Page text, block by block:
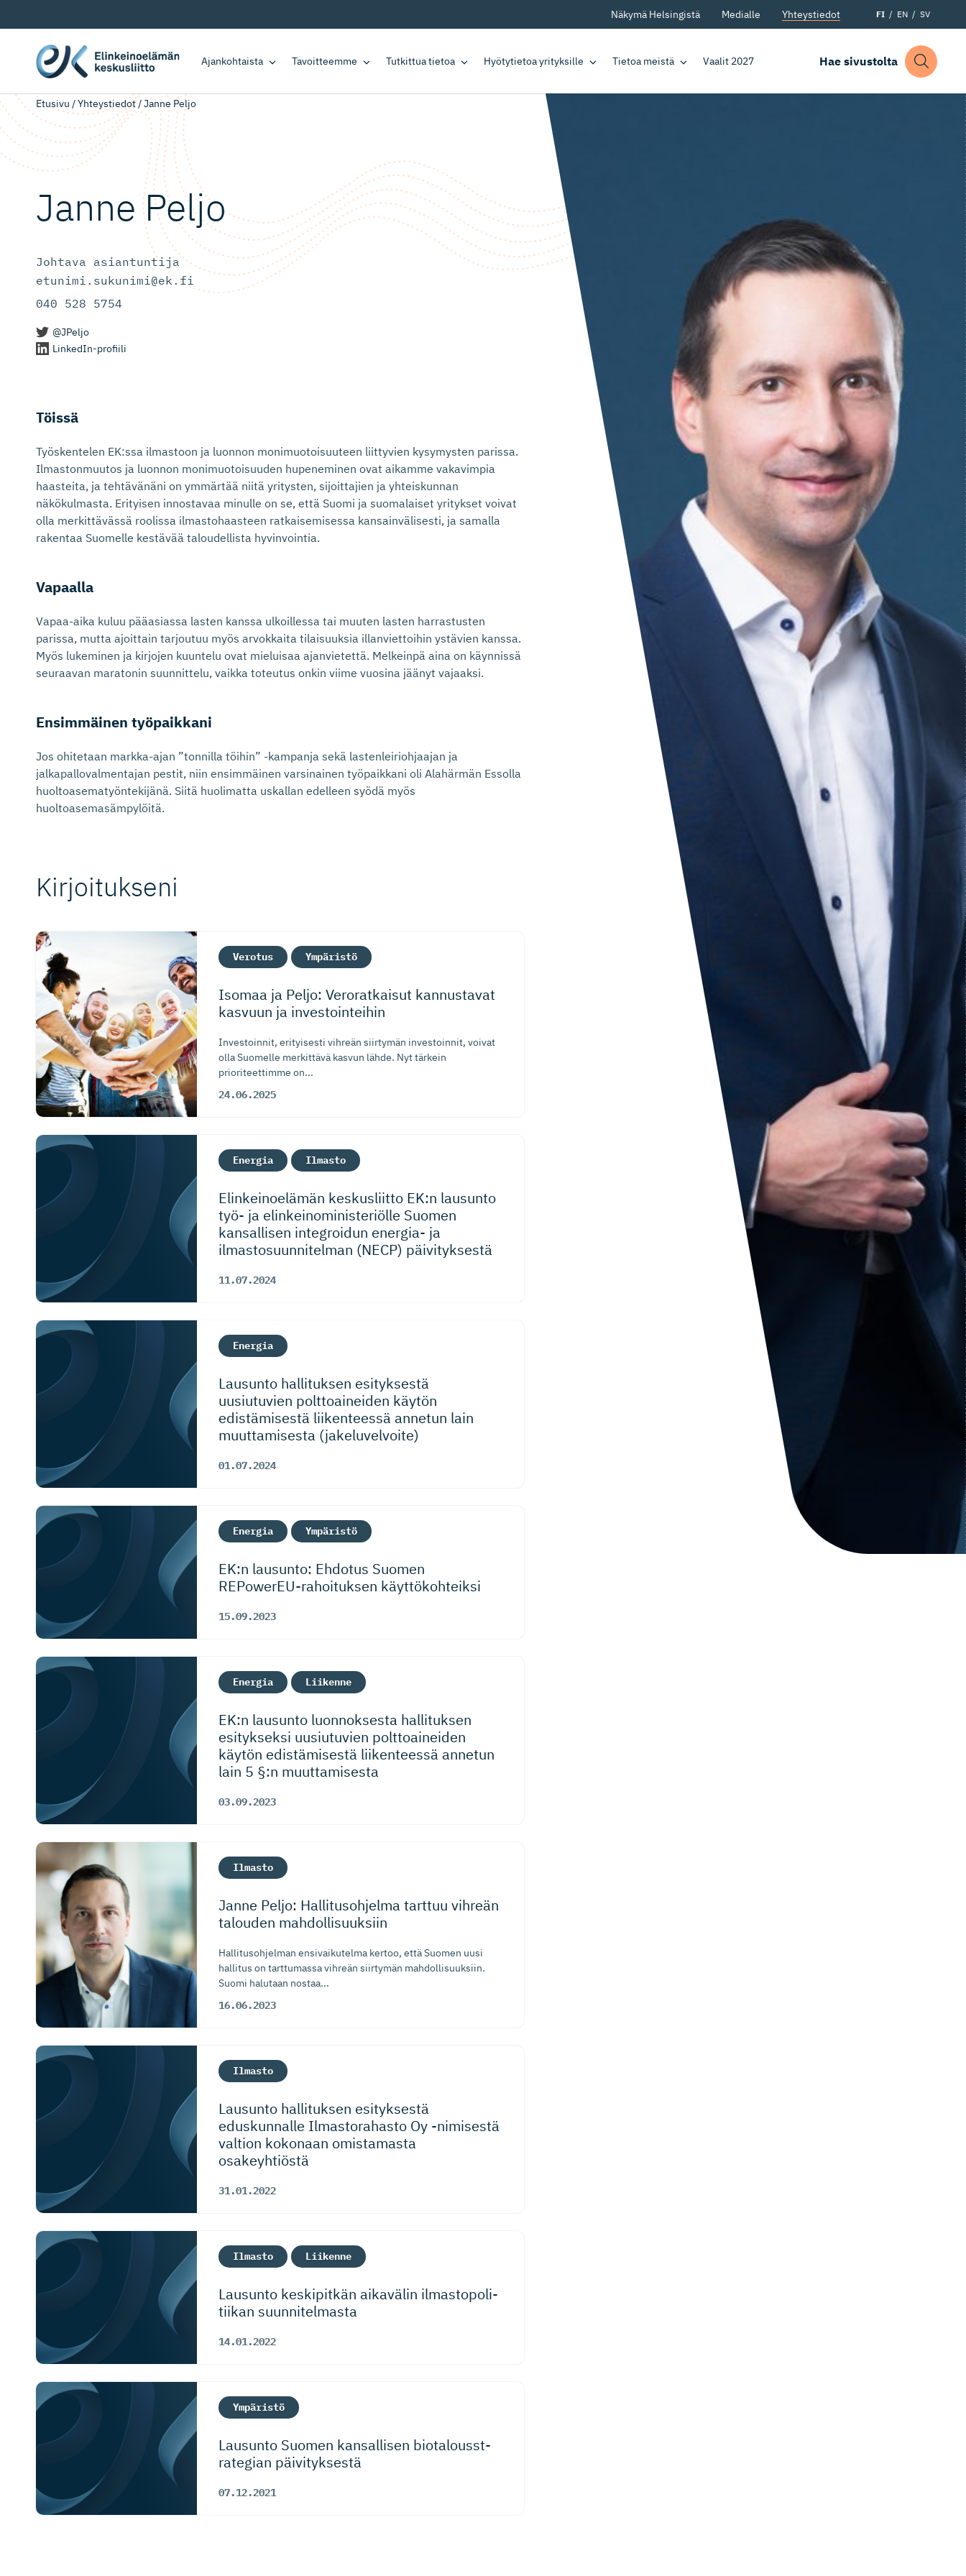
Näkymä Helsingistä Medialle Yhteystiedot FI EN SV
Ajankohtaista Tavoitteemme Tutkittua tietoa Hyötytietoa yrityksille Tietoa meistä Vaalit 2027 Hae sivustolta
Etusivu /Yhteystiedot/Janne Peljo
Janne Peljo
Johtava asiantuntija
etunimi.sukunimi@ek.fi
040 528 5754
@JPeljo
LinkedIn-profiili
Töissä
Työskentelen EK:ssa ilmastoon ja luonnon monimuotoisuuteen liittyvien kysymysten parissa.
Ilmastonmuutos ja luonnon monimuotoisuuden hupeneminen ovat aikamme vakavimpia
haasteita, ja tehtävänäni on ymmärtää niitä yritysten, sijoittajien ja yhteiskunnan
näkökulmasta. Erityisen innostavaa minulle on se, että Suomi ja suomalaiset yritykset voivat
olla merkittävässä roolissa ilmastohaasteen ratkaisemisessa kansainvälisesti, ja samalla
rakentaa Suomelle kestävää taloudellista hyvinvointia.
Vapaalla
Vapaa-aika kuluu pääasiassa lasten kanssa ulkoillessa tai muuten lasten harrastusten
parissa, mutta ajoittain tarjoutuu myös arvokkaita tilaisuuksia illanviettoihin ystävien kanssa.
Myös lukeminen ja kirjojen kuuntelu ovat mieluisaa ajanvietettä. Melkeinpä aina on käynnissä
seuraavan maratonin suunnittelu, vaikka toteutus onkin viime vuosina jäänyt vajaaksi.
Ensimmäinen työpaikkani
Jos ohitetaan markka-ajan ”tonnilla töihin” -kampanja sekä lastenleiriohjaajan ja
jalkapallovalmentajan pestit, niin ensimmäinen varsinainen työpaikkani oli Alahärmän Essolla
huoltoasematyöntekijänä. Siitä huolimatta uskallan edelleen syödä myös
huoltoasemasämpylöitä.
Kirjoitukseni
Verotus Ympäristö
Isomaa ja Peljo: Veroratkaisut kannustavat
kasvuun ja investointeihin
Investoinnit, erityisesti vihreän siirtymän investoinnit, voivat
olla Suomelle merkittävä kasvun lähde. Nyt tärkein
prioriteettimme on...
24.06.2025
Energia Ilmasto
Elinkeinoelämän keskusliitto EK:n lausunto
työ- ja elinkeino­mi­nis­te­riölle Suomen
kansallisen integroidun energia- ja
ilmastosuun­ni­telman (NECP) päivityksestä
11.07.2024
Energia
Lausunto hallituksen esityksestä
uusiutuvien polttoaineiden käytön
edistämisestä liikenteessä annetun lain
muuttamisesta (jakeluvelvoite)
01.07.2024
Energia Ympäristö
EK:n lausunto: Ehdotus Suomen
REPowerEU-ra­hoi­tuksen käyttökohteiksi
15.09.2023
Energia Liikenne
EK:n lausunto luonnoksesta hallituksen
esitykseksi uusiutuvien polttoaineiden
käytön edistämisestä liikenteessä annetun
lain 5 §:n muuttamisesta
03.09.2023
Ilmasto
Janne Peljo: Hallitusohjelma tarttuu vihreän
talouden mahdollisuuksiin
Hallitusohjelman ensivaikutelma kertoo, että Suomen uusi
hallitus on tarttumassa vihreän siirtymän mahdollisuuksiin.
Suomi halutaan nostaa...
16.06.2023
Ilmasto
Lausunto hallituksen esityksestä
eduskunnalle Ilmastorahasto Oy -nimisestä
valtion kokonaan omistamasta
osakeyhtiöstä
31.01.2022
Ilmasto Liikenne
Lausunto keskipitkän aikavälin ilmastopo­li­
tiikan suunnitelmasta
14.01.2022
Ympäristö
Lausunto Suomen kansallisen biotalousst­
ra­tegian päivityksestä
07.12.2021